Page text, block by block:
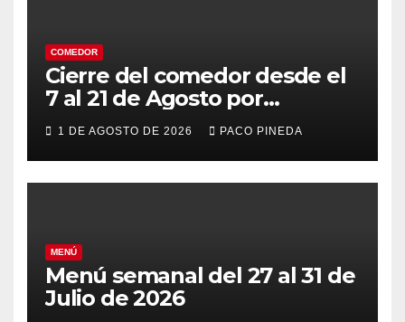
COMEDOR
Cierre del comedor desde el
7 al 21 de Agosto por
vacaciones
1 DE AGOSTO DE 2026 PACO PINEDA
MENÚ
Menú semanal del 27 al 31 de
Julio de 2026